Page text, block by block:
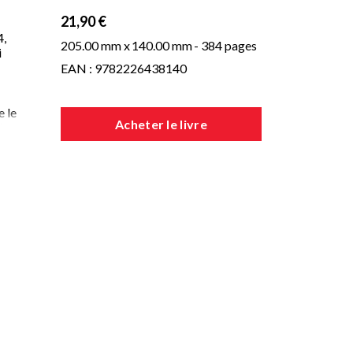
le
21,90 €
205.00 mm x140.00 mm- 384 pages
EAN : 9782226438140
Acheter le livre